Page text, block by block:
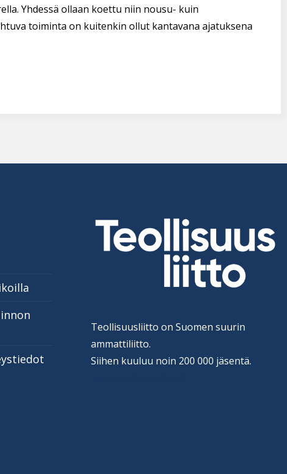
Yhdessä ollaan koettu niin nousu- kuin
toiminta on kuitenkin ollut kantavana ajatuksena
Teollisuusliitto on Suomen suurin
ammattiliitto.
Siihen kuuluu noin 200 000 jäsentä.